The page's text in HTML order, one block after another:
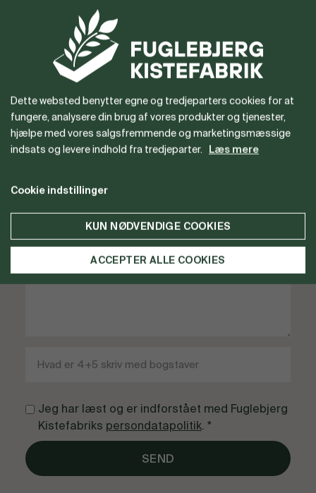
Vil du gerne være forhandler
eller har du spørgsmål?
Jeg har læst og er indforstået med Fuglebjerg
Kistefabriks persondatapolitik. *
Dette websted benytter egne og tredjeparters cookies for at
fungere, analysere din brug af vores produkter og tjenester,
hjælpe med vores salgsfremmende og marketingsmæssige
indsats og levere indhold fra tredjeparter. Læs mere
Cookie indstillinger
KUN NØDVENDIGE COOKIES
ACCEPTER ALLE COOKIES